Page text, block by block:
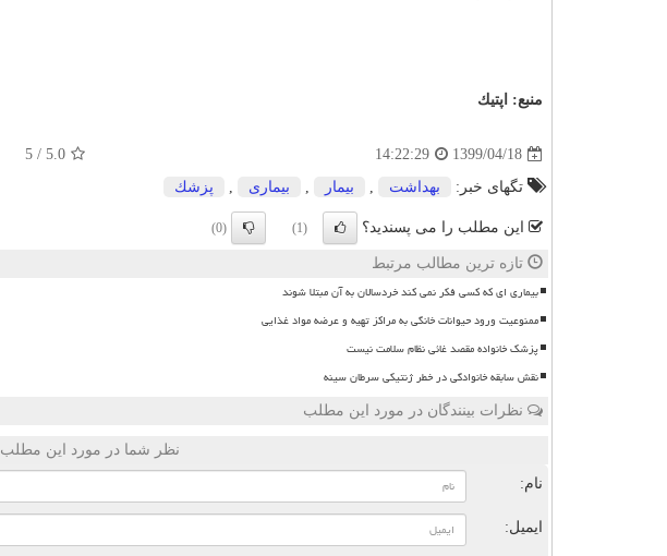
منبع: اپتیك
1399/04/18
14:22:29
5.0
/
5
تگهای خبر: بهداشت , بیمار , بیماری , پزشك
این مطلب را می پسندید؟ (1)
(0)
تازه ترین مطالب مرتبط
بیماری ای که کسی فکر نمی کند خردسالان به آن مبتلا شوند
ممنوعیت ورود حیوانات خانگی به مراکز تهیه و عرضه مواد غذایی
پزشک خانواده مقصد غائی نظام سلامت نیست
نقش سابقه خانوادگی در خطر ژنتیکی سرطان سینه
نظرات بینندگان در مورد این مطلب
نظر شما در مورد این مطلب
نام:
ایمیل: